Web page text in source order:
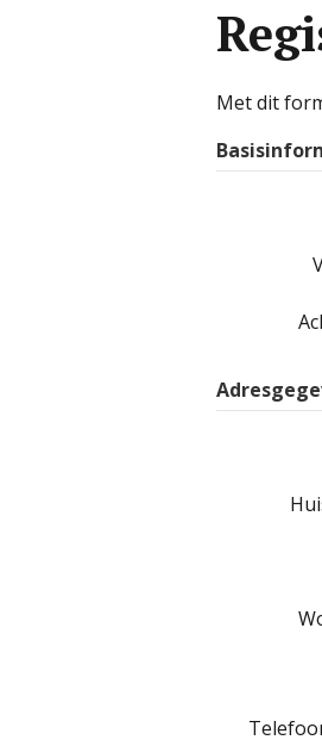
Met dit